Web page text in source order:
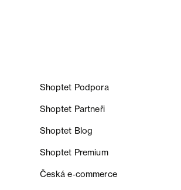
Shoptet Podpora
Shoptet Partneři
Shoptet Blog
Shoptet Premium
Česká e‑commerce